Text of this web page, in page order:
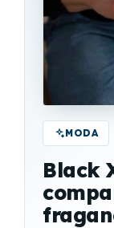
MODA
Black